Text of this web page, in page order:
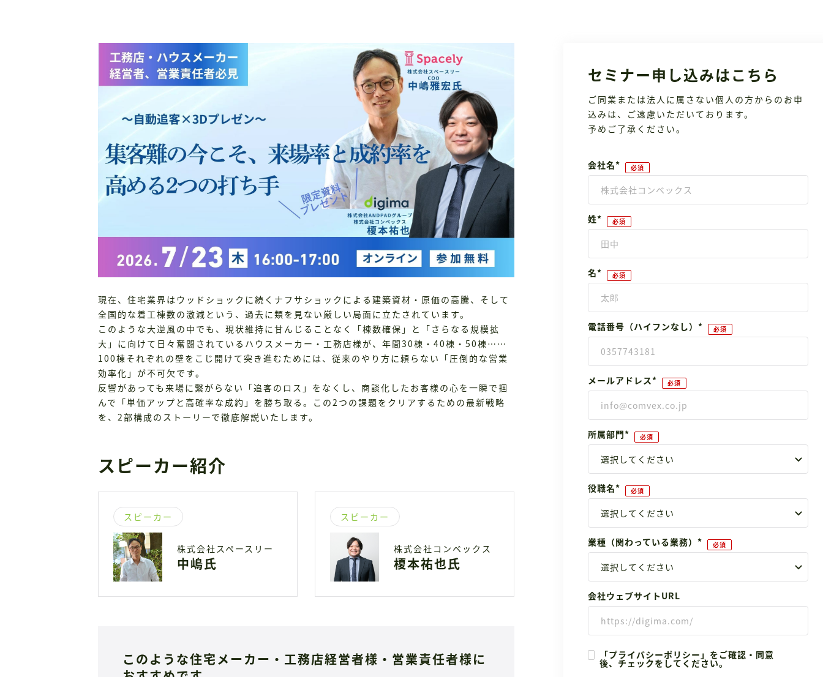
現在、住宅業界はウッドショックに続くナフサショックによる建築資材・原価の高騰、そして
全国的な着工棟数の激減という、過去に類を見ない厳しい局面に立たされています。
このような大逆風の中でも、現状維持に甘んじることなく「棟数確保」と「さらなる規模拡
大」に向けて日々奮闘されているハウスメーカー・工務店様が、年間30棟・40棟・50棟……
100棟それぞれの壁をこじ開けて突き進むためには、従来のやり方に頼らない「圧倒的な営業
効率化」が不可欠です。
反響があっても来場に繋がらない「追客のロス」をなくし、商談化したお客様の心を一瞬で掴
んで「単価アップと高確率な成約」を勝ち取る。この2つの課題をクリアするための最新戦略
を、2部構成のストーリーで徹底解説いたします。
スピーカー紹介
スピーカー
株式会社スペースリー
中嶋氏
スピーカー
株式会社コンベックス
榎本祐也氏
このような住宅メーカー・工務店経営者様・営業責任者様に
セミナー申し込みはこちら
ご同業または法人に属さない個人の方からのお申
込みは、ご遠慮いただいております。
予めご了承ください。
会社名*
姓*
名*
電話番号（ハイフンなし） *
メールアドレス*
所属部門*
役職名*
業種（関わっている業務） *
会社ウェブサイトURL
「プライバシーポリシー」をご確認・同意
後、チェックをしてください。